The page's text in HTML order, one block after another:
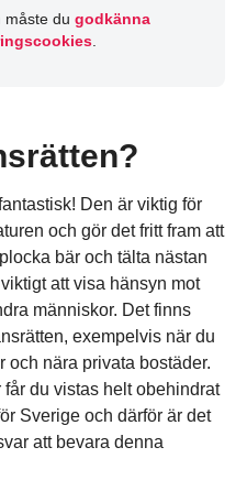
måste du godkänna
hoppa tillbaka.
Den är viktig för
och gör det fritt fram att
bär och tälta nästan
att visa hänsyn mot
människor. Det finns
exempelvis när du
och nära privata bostäder.
du vistas helt obehindrat
Sverige och därför är det
att bevara denna